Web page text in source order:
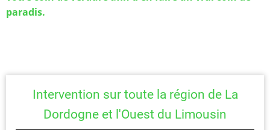
paradis.
Intervention sur toute la région de La
Dordogne et l'Ouest du Limousin